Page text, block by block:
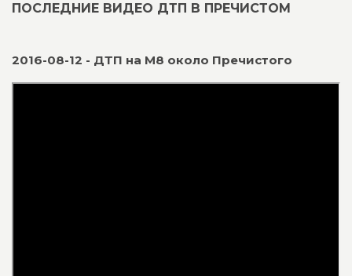
ПОСЛЕДНИЕ ВИДЕО ДТП В ПРЕЧИСТОМ
2016-08-12 - ДТП на М8 около Пречистого